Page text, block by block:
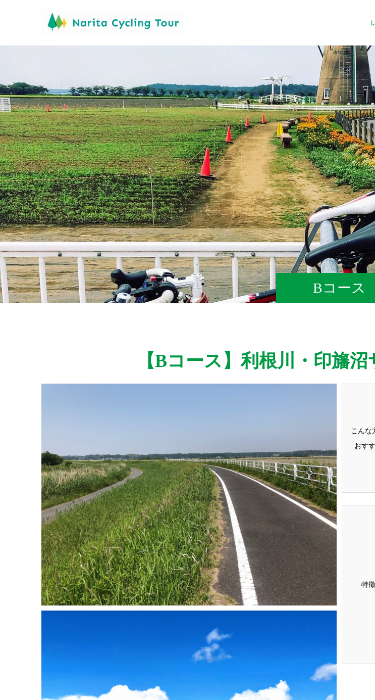
Bコース
【Bコース】利根川・印旛
こんな
おす
特徴